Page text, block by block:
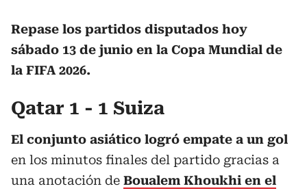
Repase los partidos disputados hoy
sábado 13 de junio en la Copa Mundial de
la FIFA 2026.
Qatar 1 - 1 Suiza
El conjunto asiático logró empate a un gol
en los minutos finales del partido gracias a
una anotación de Boualem Khoukhi en el